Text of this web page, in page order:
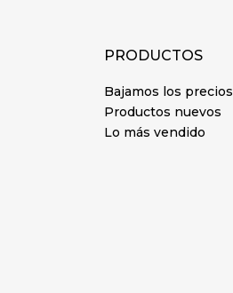
PRODUCTOS
Bajamos los precios
Productos nuevos
Lo más vendido